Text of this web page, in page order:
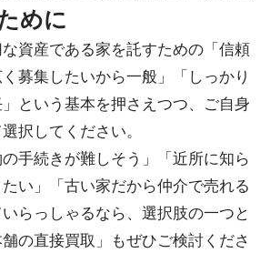
めに
資産である家を託すための「信頼
募集したいから一般」「しっかり
という基本を押さえつつ、ご自身
択してください。
手続きが難しそう」「近所に知ら
い」「古い家だから仲介で売れる
らっしゃるなら、選択肢の一つと
の直接買取」もぜひご検討くださ